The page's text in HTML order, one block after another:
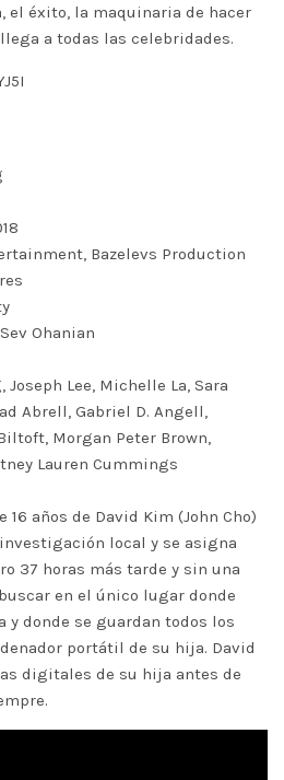
el éxito, la maquinaria de hacer
a todas las celebridades.
Bazelevs Production
Ohanian
Joseph Lee, Michelle La, Sara
Abrell, Gabriel D. Angell,
Morgan Peter Brown,
Lauren Cummings
años de David Kim (John Cho)
local y se asigna
37 horas más tarde y sin una
en el único lugar donde
y donde se guardan todos los
portátil de su hija. David
digitales de su hija antes de